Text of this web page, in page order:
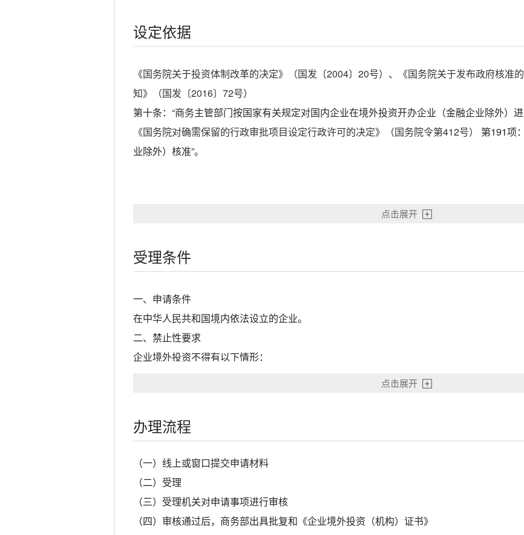
设定依据
《国务院关于投资体制改革的决定》（国发〔2004〕20号） 、
《国务院关于发布政府核准
知》（国发〔2016〕72号）
第十条：“商务主管部门按国家有关规定对国内企业在境外投资开办企业（金融企业除外）进
《国务院对确需保留的行政审批项目设定行政许可的决定》（国务院令第412号）
第191项
业除外）核准”。
点击展开
受理条件
一、申请条件
在中华人民共和国境内依法设立的企业。
二、禁止性要求
企业境外投资不得有以下情形：
（一）危害中华人民共和国国家主权、安全和社会公共利益，或违反中华人民共和国法律法
（四）出口中华人民共和国禁止出口的产品和技术。
点击展开
办理流程
（一）线上或窗口提交申请材料
（二）受理
（三）受理机关对申请事项进行审核
（四）审核通过后，商务部出具批复和《企业境外投资（机构）证书》